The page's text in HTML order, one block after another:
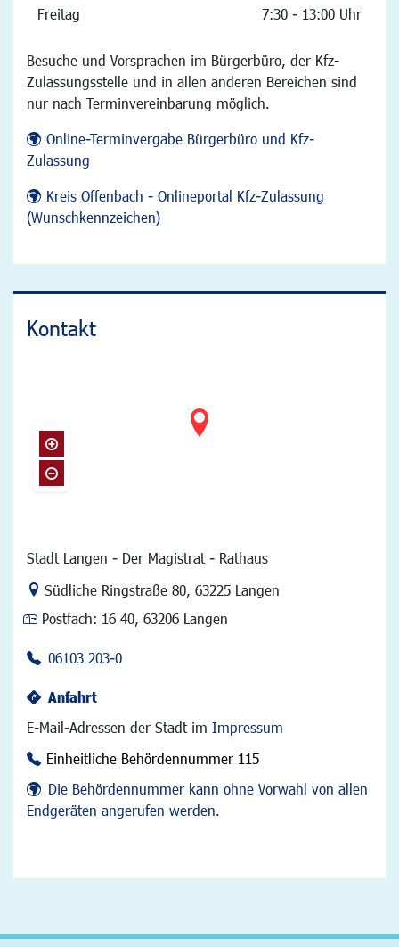
Freitag 7:30 - 13:00 Uhr
Besuche und Vorsprachen im Bürgerbüro, der Kfz-
Zulassungsstelle und in allen anderen Bereichen sind
nur nach Terminvereinbarung möglich.
Online-Terminvergabe Bürgerbüro und Kfz-
Zulassung
Kreis Offenbach - Onlineportal Kfz-Zulassung
(Wunschkennzeichen)
Kontakt
Stadt Langen - Der Magistrat - Rathaus
Link zur Google-Maps Navigation
Südliche Ringstraße 80, 63225 Langen
Postfach: 16 40, 63206 Langen
06103 203-0
Anfahrt
E-Mail-Adressen der Stadt im Impressum
Einheitliche Behördennummer 115
Die Behördennummer kann ohne Vorwahl von allen
Endgeräten angerufen werden.